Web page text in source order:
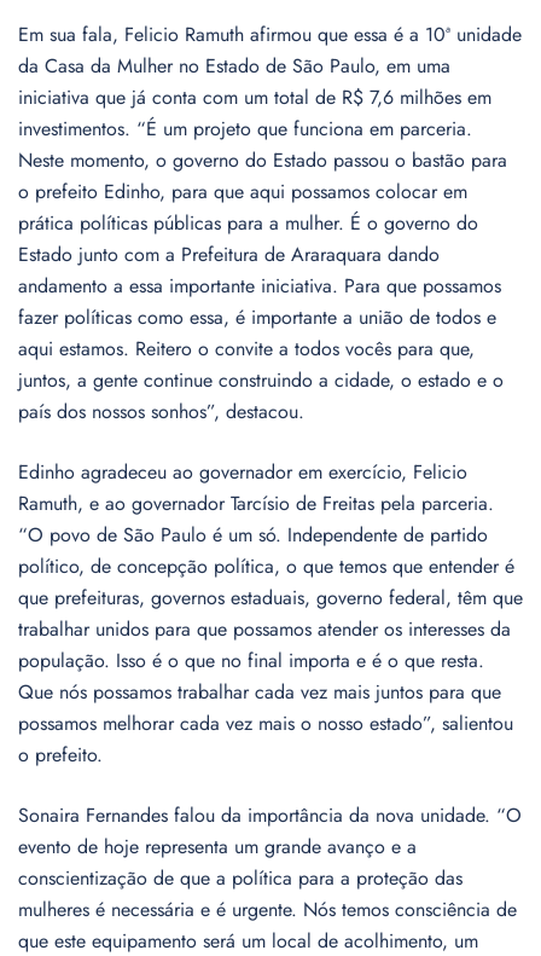
Em sua fala, Felicio Ramuth afirmou que essa é a 10ª unidade
da Casa da Mulher no Estado de São Paulo, em uma
iniciativa que já conta com um total de R$ 7,6 milhões em
investimentos. “É um projeto que funciona em parceria.
Neste momento, o governo do Estado passou o bastão para
o prefeito Edinho, para que aqui possamos colocar em
prática políticas públicas para a mulher. É o governo do
Estado junto com a Prefeitura de Araraquara dando
andamento a essa importante iniciativa. Para que possamos
fazer políticas como essa, é importante a união de todos e
aqui estamos. Reitero o convite a todos vocês para que,
juntos, a gente continue construindo a cidade, o estado e o
país dos nossos sonhos”, destacou.
Edinho agradeceu ao governador em exercício, Felicio
Ramuth, e ao governador Tarcísio de Freitas pela parceria.
“O povo de São Paulo é um só. Independente de partido
político, de concepção política, o que temos que entender é
que prefeituras, governos estaduais, governo federal, têm que
trabalhar unidos para que possamos atender os interesses da
população. Isso é o que no final importa e é o que resta.
Que nós possamos trabalhar cada vez mais juntos para que
possamos melhorar cada vez mais o nosso estado”, salientou
o prefeito.
Sonaira Fernandes falou da importância da nova unidade. “O
evento de hoje representa um grande avanço e a
conscientização de que a política para a proteção das
mulheres é necessária e é urgente. Nós temos consciência de
que este equipamento será um local de acolhimento, um